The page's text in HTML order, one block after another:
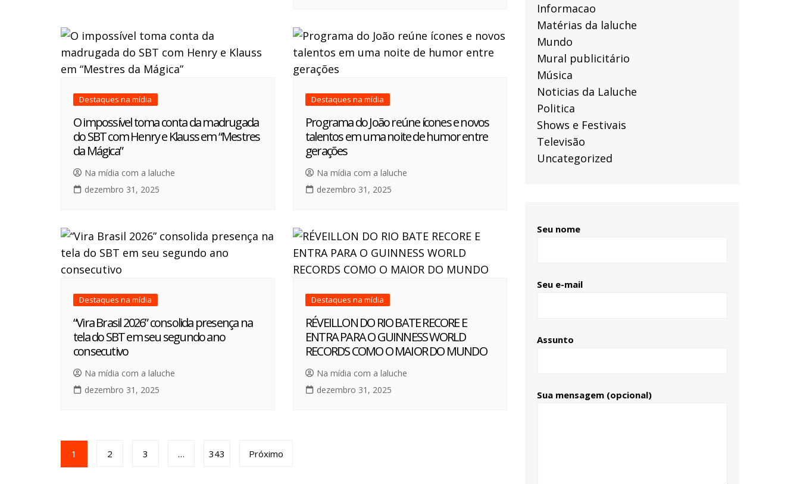
Destaques na mídia
O impossível toma conta da madrugada
do SBT com Henry e Klauss em “Mestres
da Mágica”
Na mídia com a laluche
dezembro 31, 2025
Destaques na mídia
Programa do João reúne ícones e novos
talentos em uma noite de humor entre
gerações
Na mídia com a laluche
dezembro 31, 2025
Destaques na mídia
“Vira Brasil 2026” consolida presença na
tela do SBT em seu segundo ano
consecutivo
Na mídia com a laluche
dezembro 31, 2025
Destaques na mídia
RÉVEILLON DO RIO BATE RECORE E
ENTRA PARA O GUINNESS WORLD
RECORDS COMO O MAIOR DO MUNDO
Na mídia com a laluche
dezembro 31, 2025
1 2 3 … 343 Próximo
Informacao
Matérias da laluche
Mundo
Mural publicitário
Música
Noticias da Laluche
Politica
Shows e Festivais
Televisão
Uncategorized
Seu nome
Seu e-mail
Assunto
Sua mensagem (opcional)